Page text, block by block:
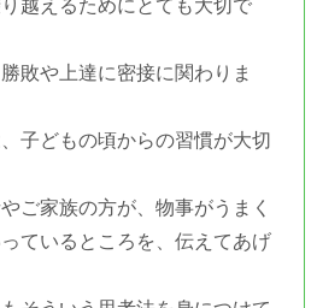
越えるためにとても大切で
敗や上達に密接に関わりま
子どもの頃からの習慣が大切
ご家族の方が、物事がうまく
ているところを、伝えてあげ